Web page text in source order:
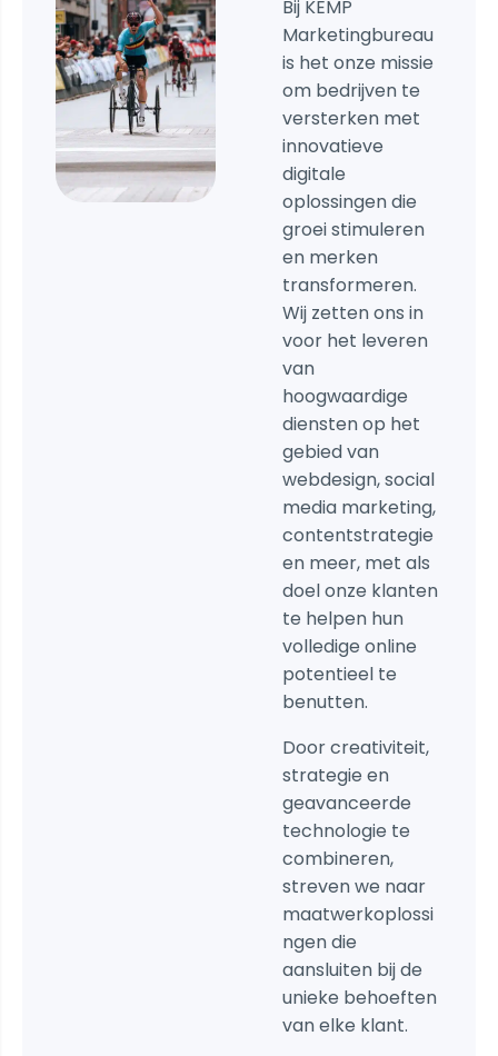
Bij KEMP
Marketingbureau
is het onze missie
om bedrijven te
versterken met
innovatieve
digitale
oplossingen die
groei stimuleren
en merken
transformeren.
Wij zetten ons in
voor het leveren
van
hoogwaardige
diensten op het
gebied van
webdesign, social
media marketing,
contentstrategie
en meer, met als
doel onze klanten
te helpen hun
volledige online
potentieel te
benutten.
Door creativiteit,
strategie en
geavanceerde
technologie te
combineren,
streven we naar
maatwerkoplossi
ngen die
aansluiten bij de
unieke behoeften
van elke klant.